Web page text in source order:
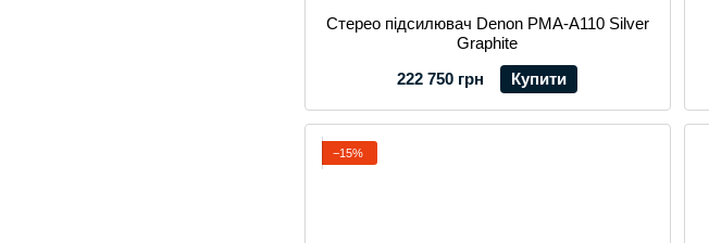
Стерео підсилювач Denon PMA-A110 Silver
Graphite
222 750 грн
Купити
−15%